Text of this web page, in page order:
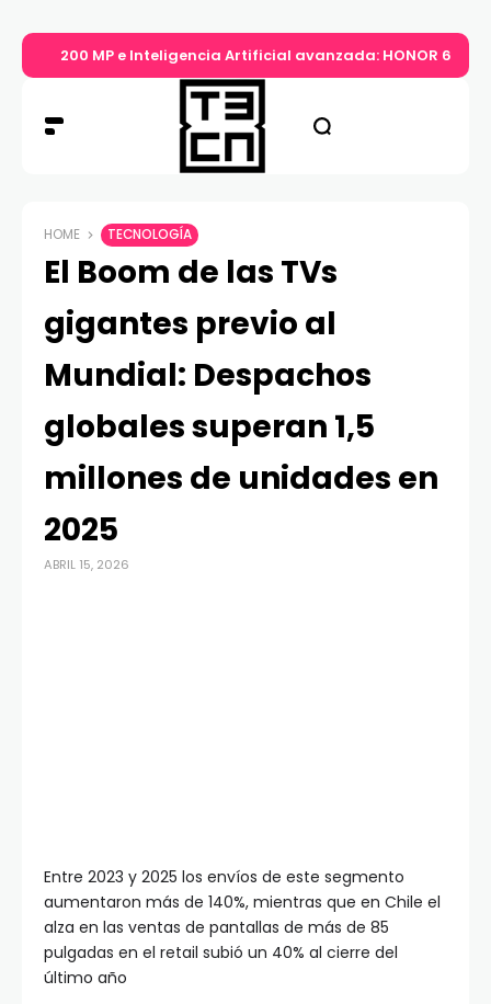
200 MP e Inteligencia Artificial avanzada: HONOR 600
HOME TECNOLOGÍA
El Boom de las TVs
gigantes previo al
Mundial: Despachos
globales superan 1,5
millones de unidades en
2025
ABRIL 15, 2026
Entre 2023 y 2025 los envíos de este segmento
aumentaron más de 140%, mientras que en Chile el
alza en las ventas de pantallas de más de 85
pulgadas en el retail subió un 40% al cierre del
último año